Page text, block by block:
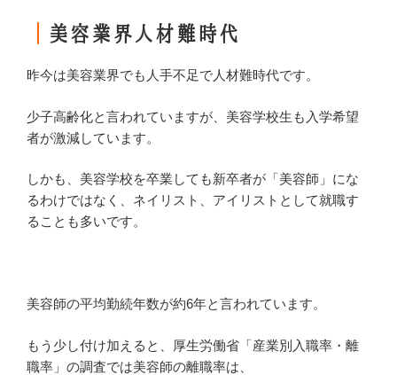
美容業界人材難時代
昨今は美容業界でも人手不足で人材難時代です。
少子高齢化と言われていますが、美容学校生も入学希望
者が激減しています。
しかも、美容学校を卒業しても新卒者が「美容師」にな
るわけではなく、ネイリスト、アイリストとして就職す
ることも多いです。
美容師の平均勤続年数が約6年と言われています。
もう少し付け加えると、厚生労働省「産業別入職率・離
職率」の調査では美容師の離職率は、